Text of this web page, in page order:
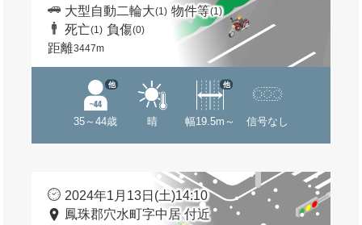
大型自動二輪大(1) 物件等(1)
死亡(1) 負傷(0)
距離3447m
35～44歳
他
晴 幅19.5m～
他
信号なし
2024年1月13日(土)14:10
鳳珠郡穴水町字中居 付近